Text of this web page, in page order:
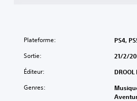
Plateforme: PS4,
Sortie: 21/2/
Éditeur: DROOL
Genres: